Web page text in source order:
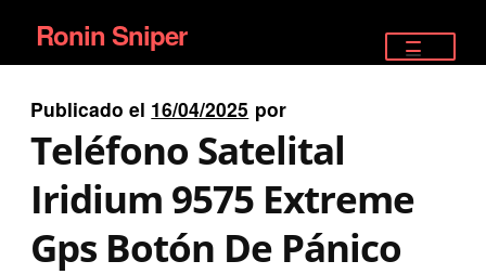
Ir
a
la
navegación
Ir
al
contenido
Ronin Sniper
EQUIPAMIENTO ÉLITE
PISTOLAS
RIFLES DEPORTIVOS
Publicado el 16/04/2025 por
Teléfono Satelital
Iridium 9575 Extreme
Gps Botón De Pánico